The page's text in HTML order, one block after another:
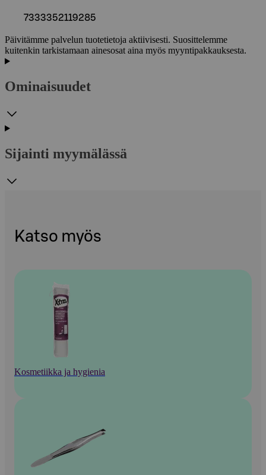
7333352119285
Päivitämme palvelun tuotetietoja aktiivisesti. Suosittelemme
kuitenkin tarkistamaan ainesosat aina myös myyntipakkauksesta.
Ominaisuudet
Sijainti myymälässä
Katso myös
Kosmetiikka ja hygienia